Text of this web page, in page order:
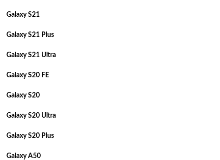
Galaxy S21
Galaxy S21 Plus
Galaxy S21 Ultra
Galaxy S20 FE
Galaxy S20
Galaxy S20 Ultra
Galaxy S20 Plus
Galaxy A50